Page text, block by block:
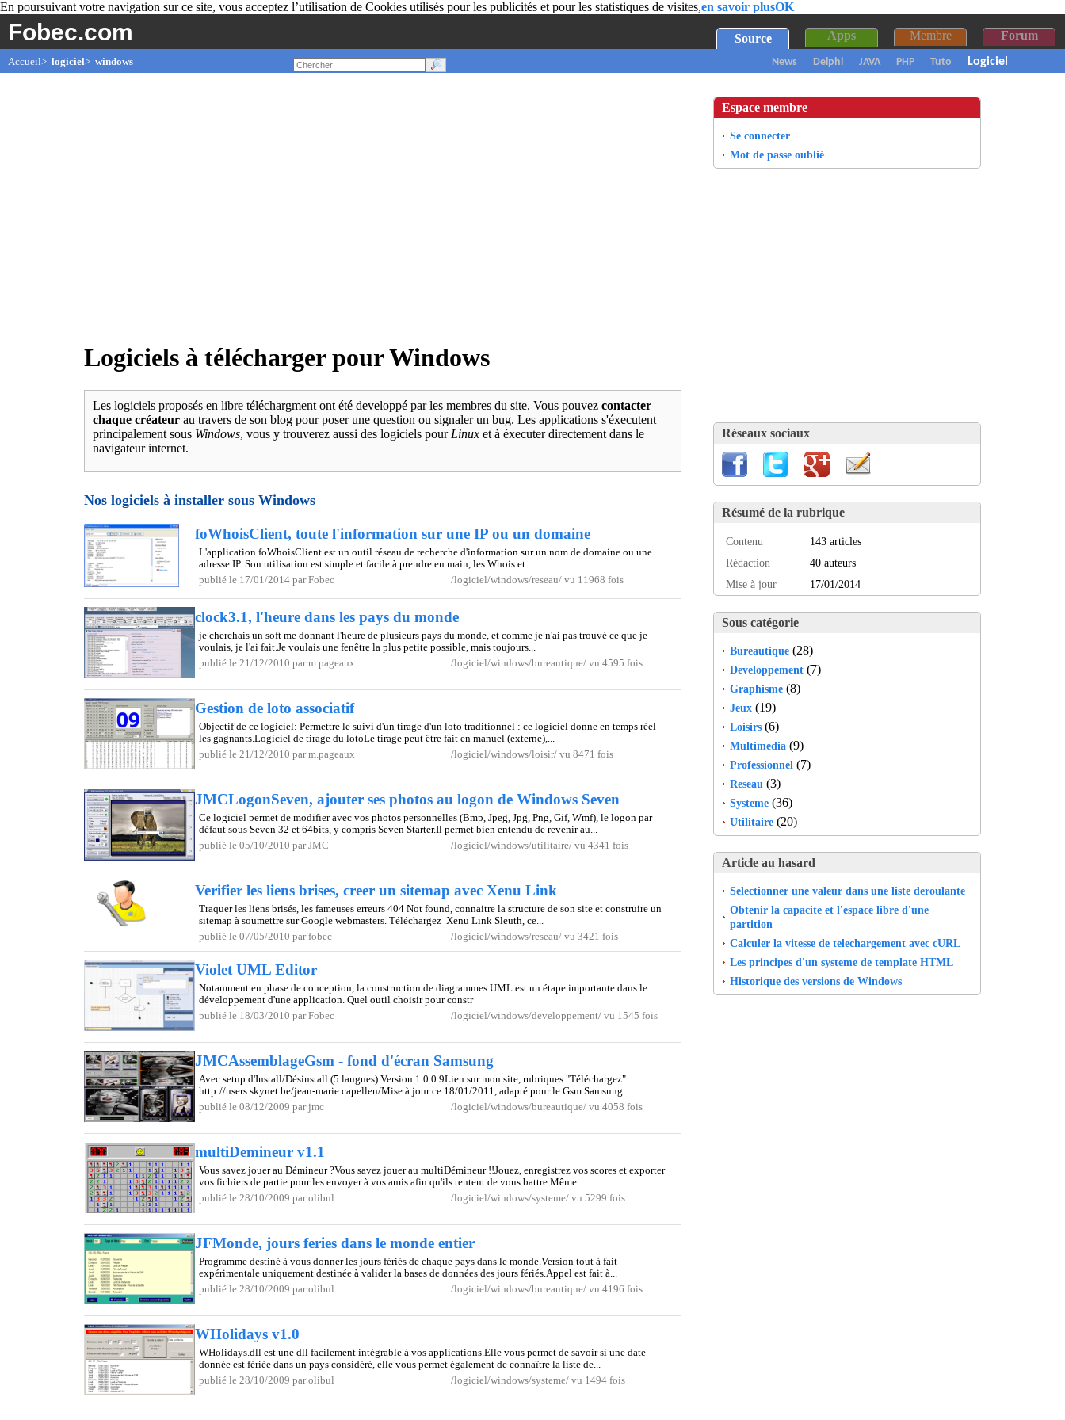
En poursuivant votre navigation sur ce site, vous acceptez l’utilisation de Cookies utilisés pour les publicités et pour les statistiques de visites,en savoir plusOK
Fobec.com Source Apps Membre Forum
Accueil> logiciel> windows News Delphi JAVA PHP Tuto Logiciel
Logiciels à télécharger pour Windows
Les logiciels proposés en libre téléchargment ont été developpé par les membres du site. Vous pouvez contacter
chaque créateur au travers de son blog pour poser une question ou signaler un bug. Les applications s'éxecutent
principalement sous Windows, vous y trouverez aussi des logiciels pour Linux et à éxecuter directement dans le
navigateur internet.
Nos logiciels à installer sous Windows
foWhoisClient, toute l'information sur une IP ou un domaine
L'application foWhoisClient est un outil réseau de recherche d'information sur un nom de domaine ou une
adresse IP. Son utilisation est simple et facile à prendre en main, les Whois et...
publié le 17/01/2014 par Fobec
/logiciel/windows/reseau/ vu 11968 fois
clock3.1, l'heure dans les pays du monde
je cherchais un soft me donnant l'heure de plusieurs pays du monde, et comme je n'ai pas trouvé ce que je
voulais, je l'ai fait.Je voulais une fenêtre la plus petite possible, mais toujours...
publié le 21/12/2010 par m.pageaux
/logiciel/windows/bureautique/ vu 4595 fois
Gestion de loto associatif
Objectif de ce logiciel: Permettre le suivi d'un tirage d'un loto traditionnel : ce logiciel donne en temps réel
les gagnants.Logiciel de tirage du lotoLe tirage peut être fait en manuel (externe),...
publié le 21/12/2010 par m.pageaux
/logiciel/windows/loisir/ vu 8471 fois
JMCLogonSeven, ajouter ses photos au logon de Windows Seven
Ce logiciel permet de modifier avec vos photos personnelles (Bmp, Jpeg, Jpg, Png, Gif, Wmf), le logon par
défaut sous Seven 32 et 64bits, y compris Seven Starter.Il permet bien entendu de revenir au...
publié le 05/10/2010 par JMC
/logiciel/windows/utilitaire/ vu 4341 fois
Verifier les liens brises, creer un sitemap avec Xenu Link
Traquer les liens brisés, les fameuses erreurs 404 Not found, connaitre la structure de son site et construire un
sitemap à soumettre sur Google webmasters. Téléchargez Xenu Link Sleuth, ce...
publié le 07/05/2010 par fobec
/logiciel/windows/reseau/ vu 3421 fois
Violet UML Editor
Notamment en phase de conception, la construction de diagrammes UML est un étape importante dans le
développement d'une application. Quel outil choisir pour constr
publié le 18/03/2010 par Fobec
/logiciel/windows/developpement/ vu 1545 fois
JMCAssemblageGsm - fond d'écran Samsung
Avec setup d'Install/Désinstall (5 langues) Version 1.0.0.9Lien sur mon site, rubriques "Téléchargez"
http://users.skynet.be/jean-marie.capellen/Mise à jour ce 18/01/2011, adapté pour le Gsm Samsung...
publié le 08/12/2009 par jmc
/logiciel/windows/bureautique/ vu 4058 fois
multiDemineur v1.1
Vous savez jouer au Démineur ?Vous savez jouer au multiDémineur !!Jouez, enregistrez vos scores et exporter
vos fichiers de partie pour les envoyer à vos amis afin qu'ils tentent de vous battre.Même...
publié le 28/10/2009 par olibul
/logiciel/windows/systeme/ vu 5299 fois
JFMonde, jours feries dans le monde entier
Programme destiné à vous donner les jours fériés de chaque pays dans le monde.Version tout à fait
expérimentale uniquement destinée à valider la bases de données des jours fériés.Appel est fait à...
publié le 28/10/2009 par olibul
/logiciel/windows/bureautique/ vu 4196 fois
WHolidays v1.0
WHolidays.dll est une dll facilement intégrable à vos applications.Elle vous permet de savoir si une date
donnée est fériée dans un pays considéré, elle vous permet également de connaître la liste de...
publié le 28/10/2009 par olibul
/logiciel/windows/systeme/ vu 1494 fois
Espace membre
Se connecter
Mot de passe oublié
Réseaux sociaux
Résumé de la rubrique
Contenu
143 articles
Rédaction
40 auteurs
Mise à jour
17/01/2014
Sous catégorie
Bureautique (28)
Developpement (7)
Graphisme (8)
Jeux (19)
Loisirs (6)
Multimedia (9)
Professionnel (7)
Reseau (3)
Systeme (36)
Utilitaire (20)
Article au hasard
Selectionner une valeur dans une liste deroulante
Obtenir la capacite et l'espace libre d'une
partition
Calculer la vitesse de telechargement avec cURL
Les principes d'un systeme de template HTML
Historique des versions de Windows